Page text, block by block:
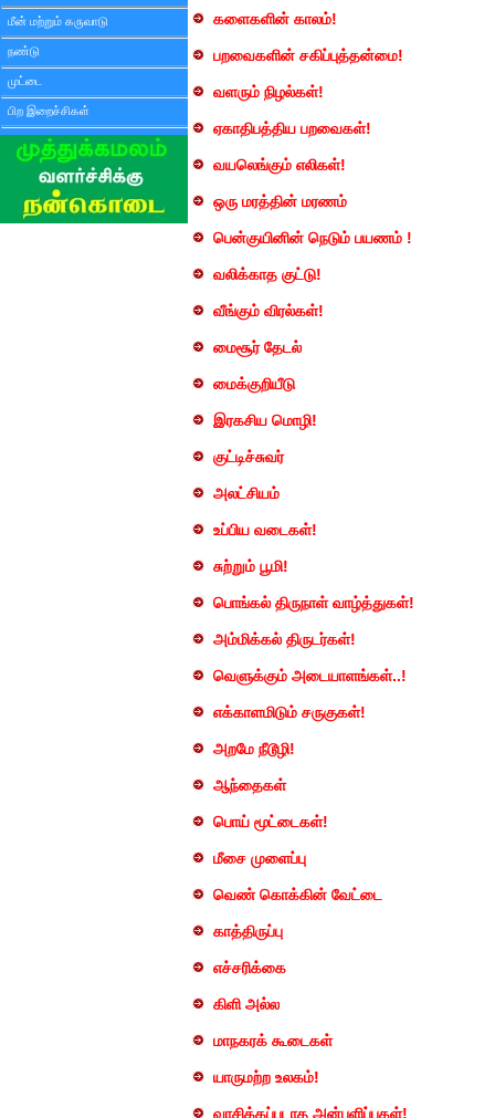
மீன் மற்றும் கருவாடு
நண்டு
முட்டை
பிற இறைச்சிகள்
களைகளின் காலம்!
பறவைகளின் சகிப்புத்தன்மை!
வளரும் நிழல்கள்!
ஏகாதிபத்திய பறவைகள்!
வயலெங்கும் எலிகள்!
ஒரு மரத்தின் மரணம்
பென்குயினின் நெடும் பயணம் !
வலிக்காத குட்டு!
வீங்கும் விரல்கள்!
மைசூர் தேடல்
மைக்குறியீடு
இரகசிய மொழி!
குட்டிச்சுவர்
அலட்சியம்
உப்பிய வடைகள்!
சுற்றும் பூமி!
பொங்கல் திருநாள் வாழ்த்துகள்!
அம்மிக்கல் திருடர்கள்!
வெளுக்கும் அடையாளங்கள்..!
எக்காளமிடும் சருகுகள்!
அறமே நீடூழி!
ஆந்தைகள்
பொய் மூட்டைகள்!
மீசை முளைப்பு
வெண் கொக்கின் வேட்டை
காத்திருப்பு
எச்சரிக்கை
கிளி அல்ல
மாநகரக் கூடைகள்
யாருமற்ற உலகம்!
வாசிக்கப்படாத அன்பளிப்புகள்!